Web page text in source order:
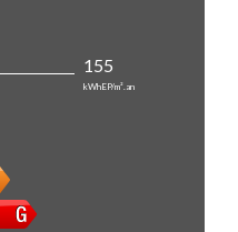
155
kWhEP/m².an